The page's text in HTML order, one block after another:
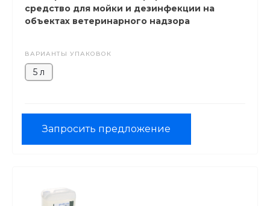
средство для мойки и дезинфекции на
объектах ветеринарного надзора
ВАРИАНТЫ УПАКОВОК
5 л
Запросить предложение